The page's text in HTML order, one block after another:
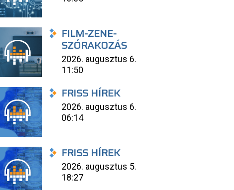
FILM-ZENE-
SZÓRAKOZÁS
2026. augusztus 6.
11:50
FRISS HÍREK
2026. augusztus 6.
06:14
FRISS HÍREK
2026. augusztus 5.
18:27